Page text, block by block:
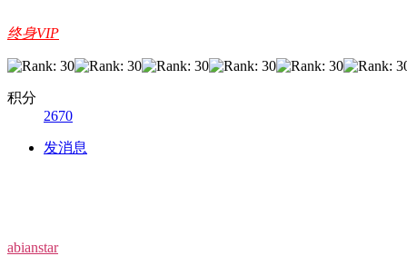
终身VIP
积分
2670
发消息
abianstar